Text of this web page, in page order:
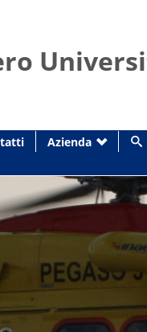
Azienda